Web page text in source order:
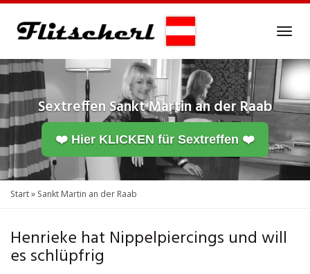
content
SextreffenSankt Martin an der Raab
❤️ Hier KLICKEN für Sextreffen ❤️
Start» Sankt Martin an der Raab
Henrieke hat Nippelpiercings und will
es schlüpfrig